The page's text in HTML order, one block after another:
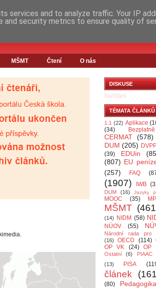
MŠMT Čtení O nás
DISKUSE
Načítání
TÉMATA ČLÁNKŮ
1:1 (22) Aplikace
(34)
Bezplatně
CERMAT (578)
DUM (205)
(39)
EDUin
(807) EU
(257)
FAQ
(1907)
IWB
DUM
(16) Jazyky
MOOC (35)
MŠMT
(14)
NIDM (58)
NÚOV (55)
Národní rada pro
(16)
OECD (114)
OP VK
(24) OP
Ostatní (6) PIAAC
(13)
PISA
článek
(80)
Pedagogika
services and to analyze traffic. Your IP
and security metrics to ensure quality of